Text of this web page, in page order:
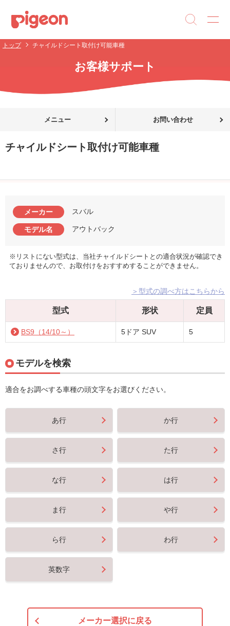
トップ チャイルドシート取付け可能車種
お客様サポート
メニュー お問い合わせ
チャイルドシート取付け可能車種
メーカー スバル
モデル名 アウトバック
※リストにない型式は、当社チャイルドシートとの適合状況が確認でき
ておりませんので、お取付けをおすすめすることができません。
＞型式の調べ方はこちらから
型式 形状 定員
BS9（14/10～） 5ドア SUV 5
モデルを検索
適合をお調べする車種の頭文字をお選びください。
あ行 か行
さ行 た行
な行 は行
ま行 や行
ら行 わ行
英数字
メーカー選択に戻る